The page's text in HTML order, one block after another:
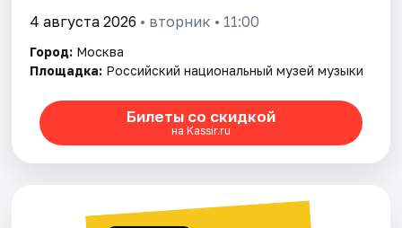
4 августа 2026 • вторник • 11:00
Город: Москва
Площадка: Российский национальный музей музыки
Билеты со скидкой
на Kassir.ru